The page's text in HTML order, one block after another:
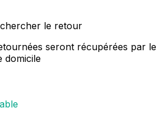
le retour
seront récupérées par le
domicile